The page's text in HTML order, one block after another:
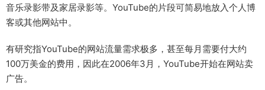
音乐录影带及家居录影等。YouTube的片段可简易地放入个人博
客或其他网站中。
有研究指YouTube的网站流量需求极多，甚至每月需要付大约
100万美金的费用，因此在2006年3月，YouTube开始在网站卖
广告。